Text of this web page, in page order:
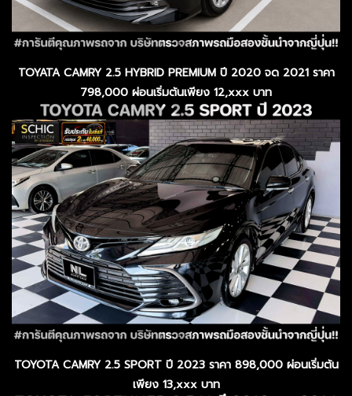
TOYATA CAMRY 2.5 HYBRID PREMIUM ปี 2020 จด 2021 ราคา
798,000 ผ่อนเริ่มต้นเพียง 12,xxx บาท
TOYOTA CAMRY 2.5 SPORT ปี 2023 ราคา 898,000 ผ่อนเริ่มต้น
เพียง 13,xxx บาท